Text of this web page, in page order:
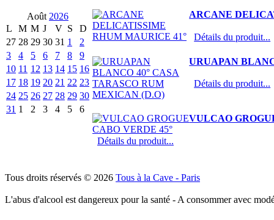
Août 2026
L
M M J V S
D
27 28 29 30 31 1
2
3
4 5 6 7 8
9
10 11 12 13 14 15 16
17 18 19 20 21 22 23
24 25 26 27 28 29 30
31 1 2 3 4 5 6
ARCANE
Détails du produit...
URUAPAN
Détails du produit...
VULCAO
Détails du produit...
Tous droits réservés © 2026 Tous à la Cave - Paris
L'abus d'alcool est dangereux pour la santé - A consommer avec